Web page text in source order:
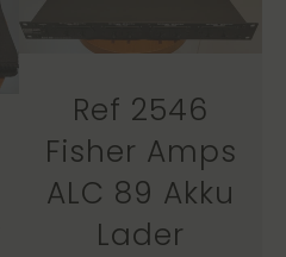
Ref 2546
Fisher Amps
ALC 89 Akku
Lader